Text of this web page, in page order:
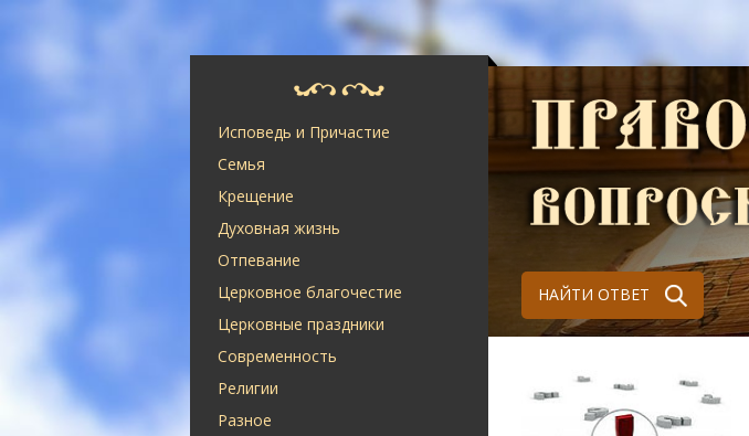
Исповедь и Причастие
Семья
Крещение
Духовная жизнь
Отпевание
Церковное благочестие
Церковные праздники
Современность
Религии
Разное
НАЙТИ ОТВЕТ